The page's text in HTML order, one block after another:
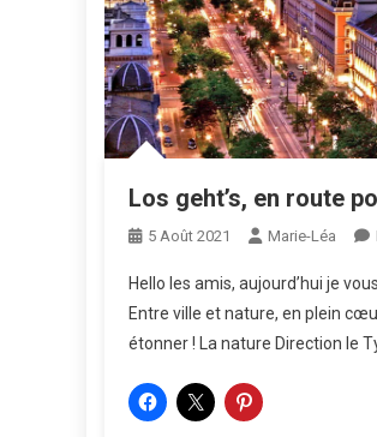
Los geht’s, en route
5 Août 2021 Marie-Léa
Hello les amis, aujourd’hui je
Entre ville et nature, en plein
étonner ! La nature Direction le